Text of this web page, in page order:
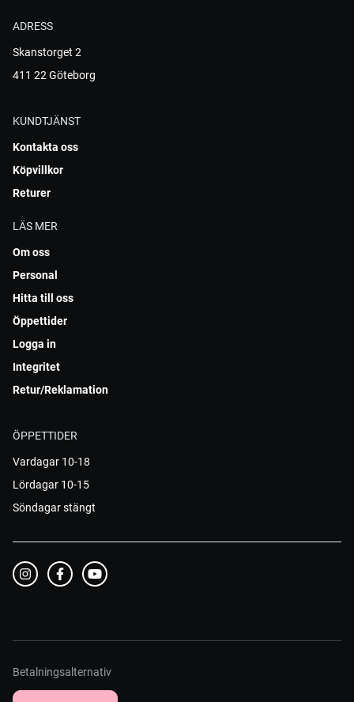
ADRESS
Skanstorget 2
411 22 Göteborg
KUNDTJÄNST
Kontakta oss
Köpvillkor
Returer
LÄS MER
Om oss
Personal
Hitta till oss
Öppettider
Logga in
Integritet
Retur/Reklamation
ÖPPETTIDER
Vardagar 10-18
Lördagar 10-15
Söndagar stängt
Betalningsalternativ